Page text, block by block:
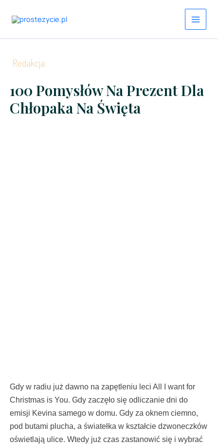
Redakcja
100 Pomysłów Na Prezent Dla
Chłopaka Na Święta
Gdy w radiu już dawno na zapętleniu leci All I want for
Christmas is You. Gdy zaczęło się odliczanie dni do
emisji Kevina samego w domu. Gdy za oknem ciemno,
pod butami plucha, a światełka w kształcie dzwoneczków
oświetlają ulice. Wtedy już czas zastanowić się i wybrać